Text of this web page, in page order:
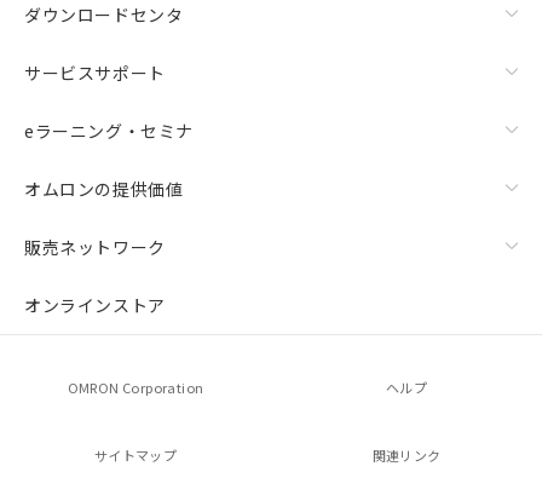
ダウンロードセンタ
サービスサポート
eラーニング・セミナ
オムロンの提供価値
販売ネットワーク
オンラインストア
OMRON Corporation ヘルプ
サイトマップ 関連リンク